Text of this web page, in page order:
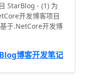
StarBlog - (1) 为
开发博客项目
于.NetCore开发博
博客开发笔记